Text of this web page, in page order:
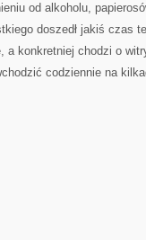
od alkoholu,
doszedł jakiś czas
a konkretniej chodzi o
codziennie na